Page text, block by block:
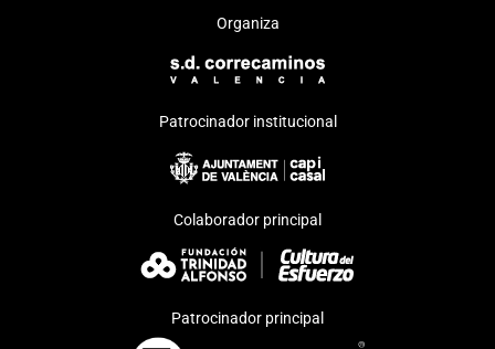
Organiza
Patrocinador institucional
Colaborador principal
Patrocinador principal